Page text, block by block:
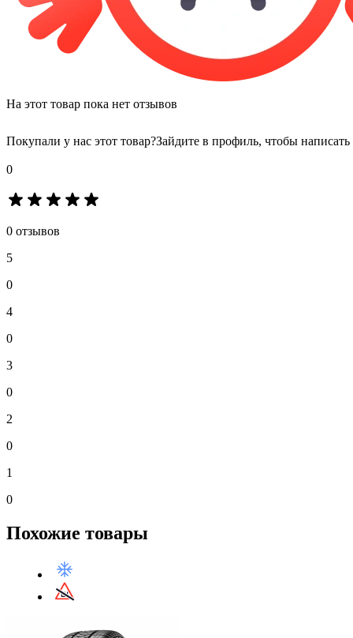
На этот товар пока нет отзывов
Покупали у нас этот товар?Зайдите в профиль, чтобы написать
0
0 отзывов
5
0
4
0
3
0
2
0
1
0
Похожие товары